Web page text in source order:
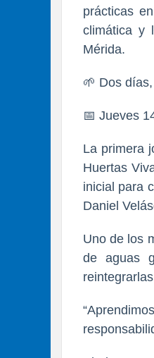
prácticas
climática y
Mérida.
🌱 Dos
📅 Jueves
La primera
Huertas
inicial para
Daniel
Uno de los
de aguas